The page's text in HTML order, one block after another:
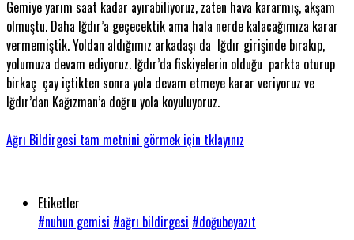
Gemiye yarım saat kadar ayırabiliyoruz, zaten hava kararmış, akşam
olmuştu. Daha Iğdır’a geçecektik ama hala nerde kalacağımıza karar
vermemiştik. Yoldan aldığımız arkadaşı da Iğdır girişinde bırakıp,
yolumuza devam ediyoruz. Iğdır’da fiskiyelerin olduğu parkta oturup
birkaç çay içtikten sonra yola devam etmeye karar veriyoruz ve
Iğdır’dan Kağızman’a doğru yola koyuluyoruz.
Ağrı Bildirgesi tam metnini görmek için tklayınız
Etiketler
#nuhun gemisi #ağrı bildirgesi #doğubeyazıt